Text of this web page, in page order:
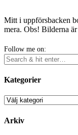
Mitt i uppförsbacken
mera. Obs! Bilderna
Follow me on:
Kategorier
Kategorier
Arkiv